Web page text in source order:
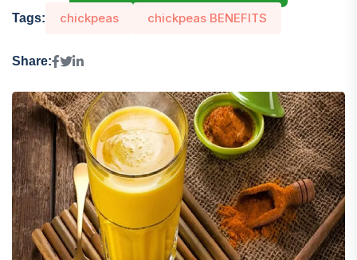
Tags: chickpeas chickpeas BENEFITS
Share: